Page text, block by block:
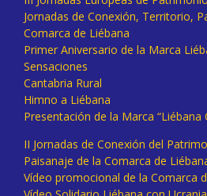
Jornadas de Conexión, Territorio,
Comarca de Liébana
Primer Aniversario de la Marca
Sensaciones
Cantabria Rural
Himno a Liébana
Presentación de la Marca “Liébana
II Jornadas de Conexión del
Paisanaje de la Comarca de
Vídeo promocional de la Comarca